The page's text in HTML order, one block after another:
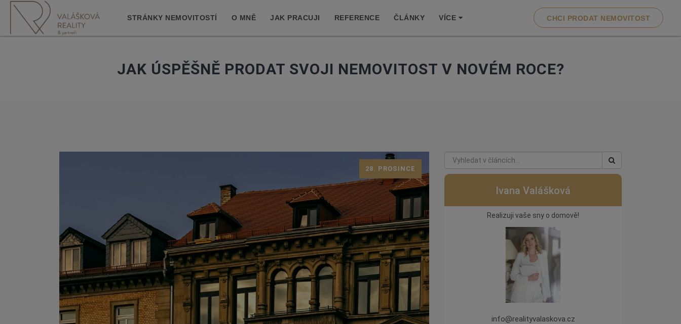
STRÁNKY NEMOVITOSTÍ O MNĚ JAK PRACUJI REFERENCE ČLÁNKY VÍCE CHCI PRODAT NEMOVITOST
JAK ÚSPĚŠNĚ PRODAT SVOJI NEMOVITOST V NOVÉM ROCE?
28. PROSINCE
Ivana Valášková
Realizuji vaše sny o domově!
info@realityvalaskova.cz